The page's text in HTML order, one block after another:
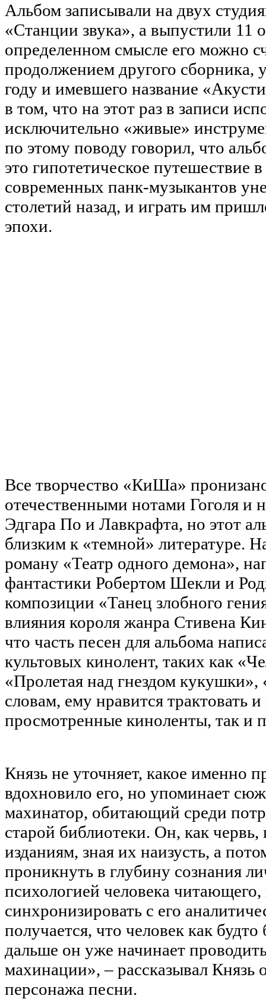
Альбом записывали на двух
«Станции звука», а выпустили 11
определенном смысле его можно
продолжением другого сборника,
году и имевшего название
в том, что на этот раз в записи
исключительно «живые»
по этому поводу говорил, что
это гипотетическое путешествие
современных панк-музыкантов
столетий назад, и играть им
эпохи.
Все творчество «КиШа»
отечественными нотами Гоголя и
Эдгара По и Лавкрафта, но этот
близким к «темной» литературе.
роману «Театр одного демона»,
фантастики Робертом Шекли и
композиции «Танец злобного
влияния короля жанра Стивена
что часть песен для альбома
культовых кинолент, таких как
«Пролетая над гнездом
словам, ему нравится трактовать
просмотренные киноленты, так и
Князь не уточняет, какое именно
вдохновило его, но упоминает
махинатор, обитающий среди
старой библиотеки. Он, как червь,
изданиям, зная их наизусть, а
проникнуть в глубину сознания
психологией человека
синхронизировать с его
получается, что человек как
дальше он уже начинает
махинации», – рассказывал Князь
персонажа песни.